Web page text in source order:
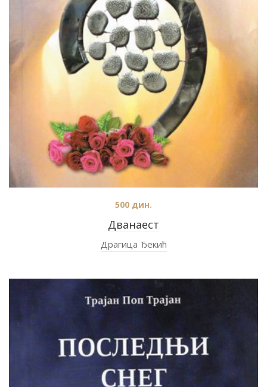
Дванаест
500 дин.
Драгица Ђекић